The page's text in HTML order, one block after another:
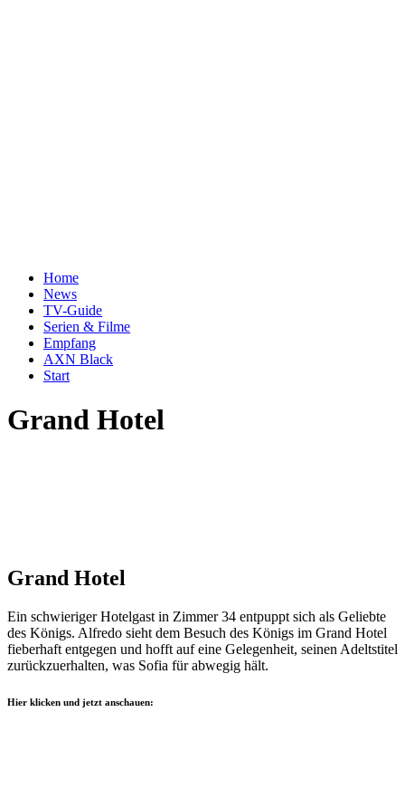
Home
News
TV-Guide
Serien & Filme
Empfang
AXN Black
Start
Grand Hotel
Grand Hotel
Ein schwieriger Hotelgast in Zimmer 34 entpuppt sich als Geliebte
des Königs. Alfredo sieht dem Besuch des Königs im Grand Hotel
fieberhaft entgegen und hofft auf eine Gelegenheit, seinen Adeltstitel
zurückzuerhalten, was Sofia für abwegig hält.
Hier klicken und jetzt anschauen: